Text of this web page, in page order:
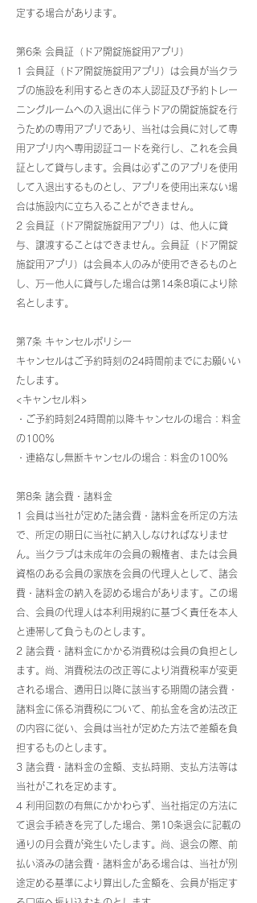
定する場合があります。
第6条 会員証（ドア開錠施錠用アプリ）
1 会員証（ドア開錠施錠用アプリ）は会員が当クラ
ブの施設を利用するときの本人認証及び予約トレー
ニングルームへの入退出に伴うドアの開錠施錠を行
うための専用アプリであり、当社は会員に対して専
用アプリ内へ専用認証コードを発行し、これを会員
証として貸与します。会員は必ずこのアプリを使用
して入退出するものとし、アプリを使用出来ない場
合は施設内に立ち入ることができません。
2 会員証（ドア開錠施錠用アプリ）は、他人に貸
与、譲渡することはできません。会員証（ドア開錠
施錠用アプリ）は会員本人のみが使用できるものと
し、万一他人に貸与した場合は第14条8項により除
名とします。
第7条 キャンセルポリシー
キャンセルはご予約時刻の24時間前までにお願いい
たします。
<キャンセル料>
・ご予約時刻24時間前以降キャンセルの場合：料金
の100%
・連絡なし無断キャンセルの場合：料金の100%
第8条 諸会費・諸料金
1 会員は当社が定めた諸会費・諸料金を所定の方法
で、所定の期日に当社に納入しなければなりませ
ん。当クラブは未成年の会員の親権者、または会員
資格のある会員の家族を会員の代理人として、諸会
費・諸料金の納入を認める場合があります。この場
合、会員の代理人は本利用規約に基づく責任を本人
と連帯して負うものとします。
2 諸会費・諸料金にかかる消費税は会員の負担とし
ます。尚、消費税法の改正等により消費税率が変更
される場合、適用日以降に該当する期間の諸会費・
諸料金に係る消費税について、前払金を含め法改正
の内容に従い、会員は当社が定めた方法で差額を負
担するものとします。
3 諸会費・諸料金の金額、支払時期、支払方法等は
当社がこれを定めます。
4 利用回数の有無にかかわらず、当社指定の方法に
て退会手続きを完了した場合、第10条退会に記載の
通りの月会費が発生いたします。尚、退会の際、前
払い済みの諸会費・諸料金がある場合は、当社が別
途定める基準により算出した金額を、会員が指定す